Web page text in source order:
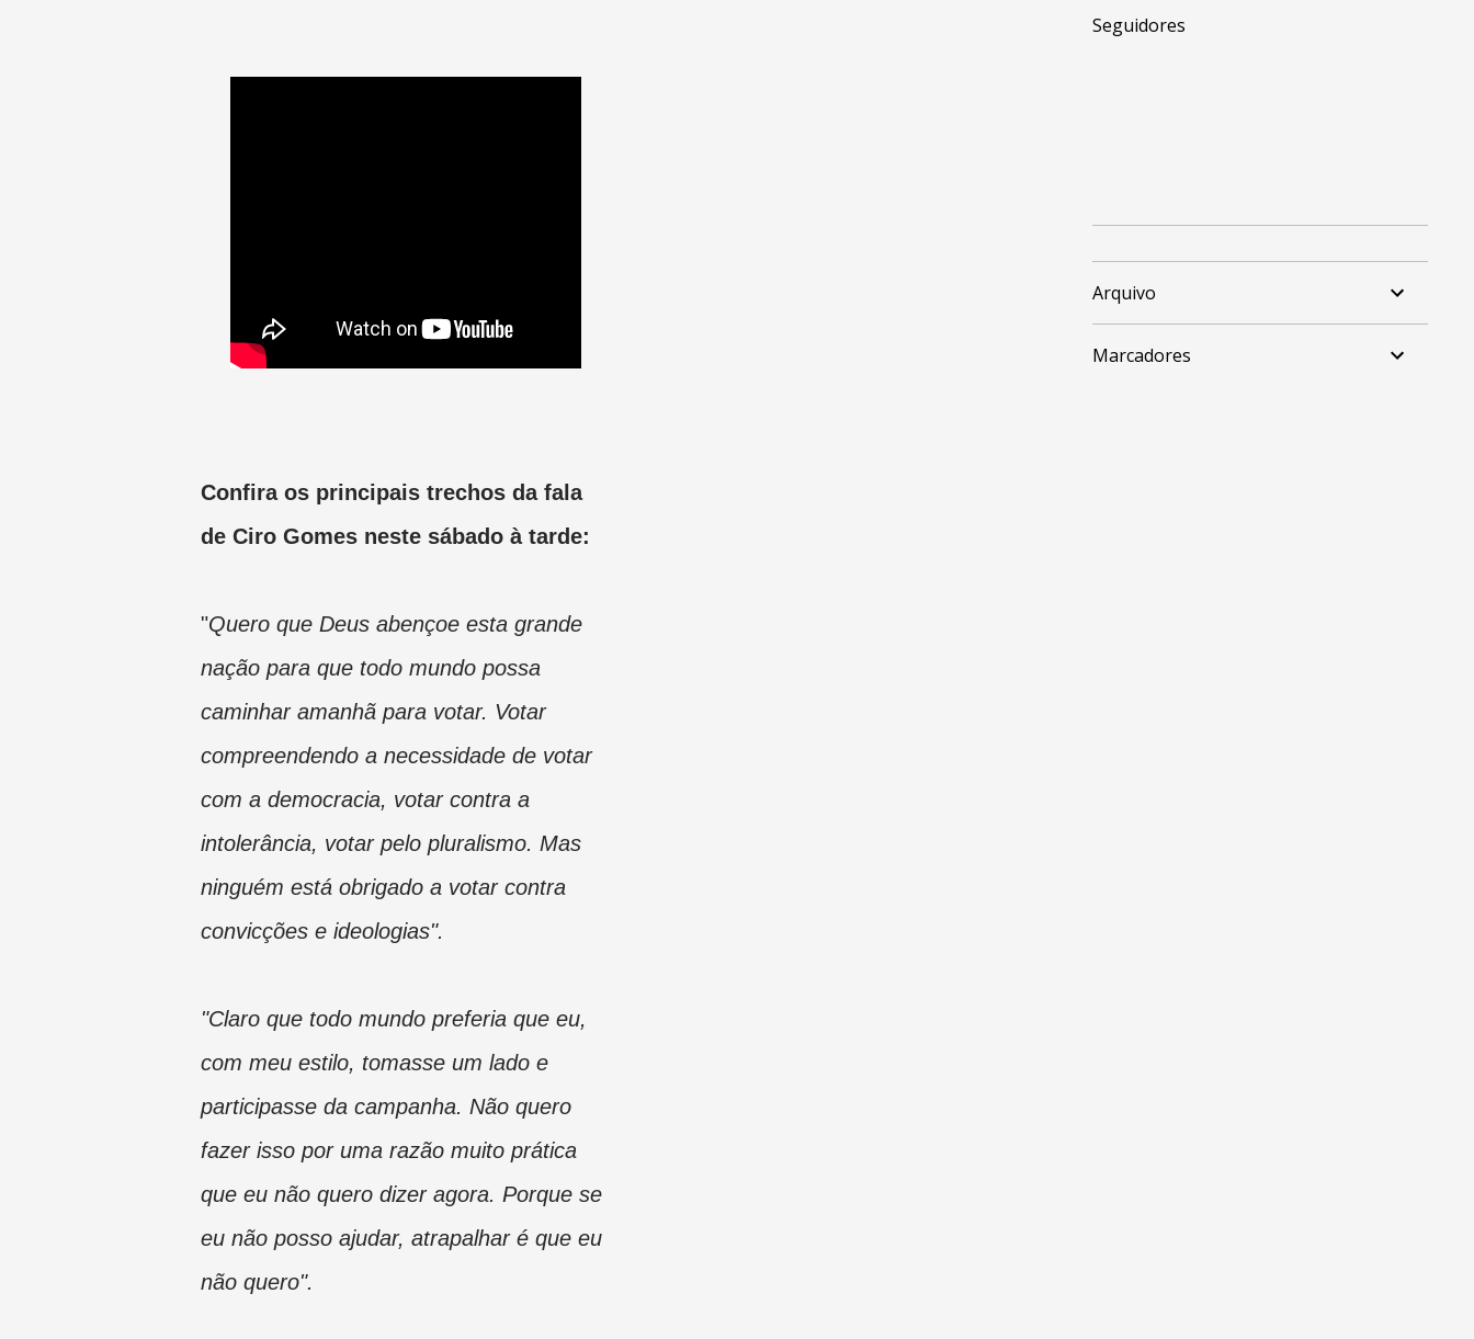
Confira os principais trechos da fala
de Ciro Gomes neste sábado à tarde:
"Quero que Deus abençoe esta grande
nação para que todo mundo possa
caminhar amanhã para votar. Votar
compreendendo a necessidade de votar
com a democracia, votar contra a
intolerância, votar pelo pluralismo. Mas
ninguém está obrigado a votar contra
convicções e ideologias".
"Claro que todo mundo preferia que eu,
com meu estilo, tomasse um lado e
participasse da campanha. Não quero
fazer isso por uma razão muito prática
que eu não quero dizer agora. Porque se
eu não posso ajudar, atrapalhar é que eu
não quero".
Seguidores
Arquivo
Marcadores